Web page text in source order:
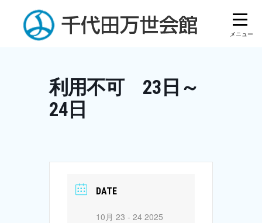
content
利用不可 23日～
24日
DATE
10月 23 - 24 2025